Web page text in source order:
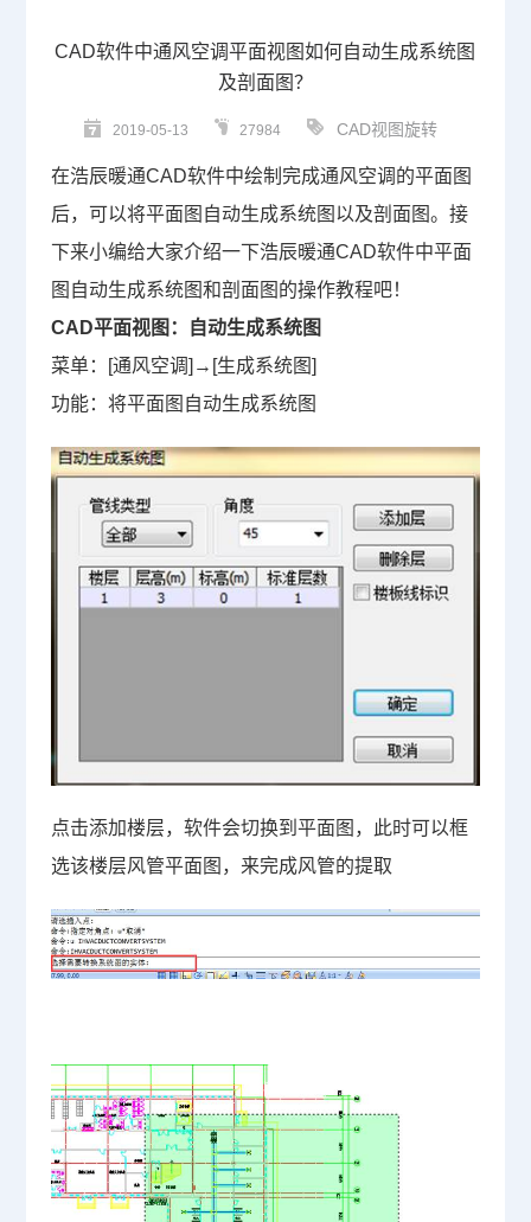
CAD软件中通风空调平面视图如何自动生成系统图
及剖面图？
2019-05-13 27984 CAD视图旋转
在浩辰暖通CAD软件中绘制完成通风空调的平面图
后，可以将平面图自动生成系统图以及剖面图。接
下来小编给大家介绍一下浩辰暖通CAD软件中平面
图自动生成系统图和剖面图的操作教程吧！
CAD平面视图：自动生成系统图
菜单：
通风空调 → 生成系统图
功能：将平面图自动生成系统图
点击添加楼层，软件会切换到平面图，此时可以框
选该楼层风管平面图，来完成风管的提取